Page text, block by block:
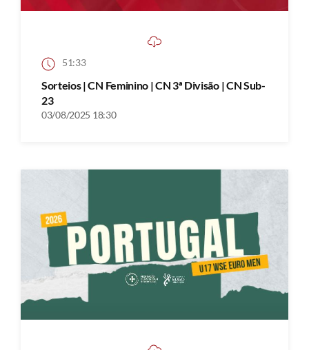
51:33
Sorteios | CN Feminino | CN 3ª Divisão | CN Sub-
23
03/08/2025 18:30